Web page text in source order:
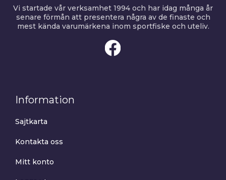
Vi startade vår verksamhet 1994 och har idag många år
senare förmån att presentera några av de finaste och
mest kända varumärkena inom sportfiske och uteliv.
Information
Sajtkarta
Kontakta oss
Mitt konto